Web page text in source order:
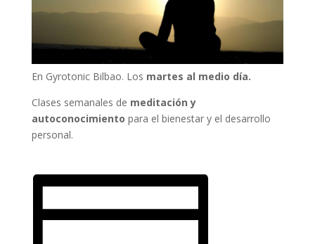
En Gyrotonic Bilbao. Los martes al medio día.
Clases semanales de meditación y
autoconocimiento para el bienestar y el desarrollo
personal.